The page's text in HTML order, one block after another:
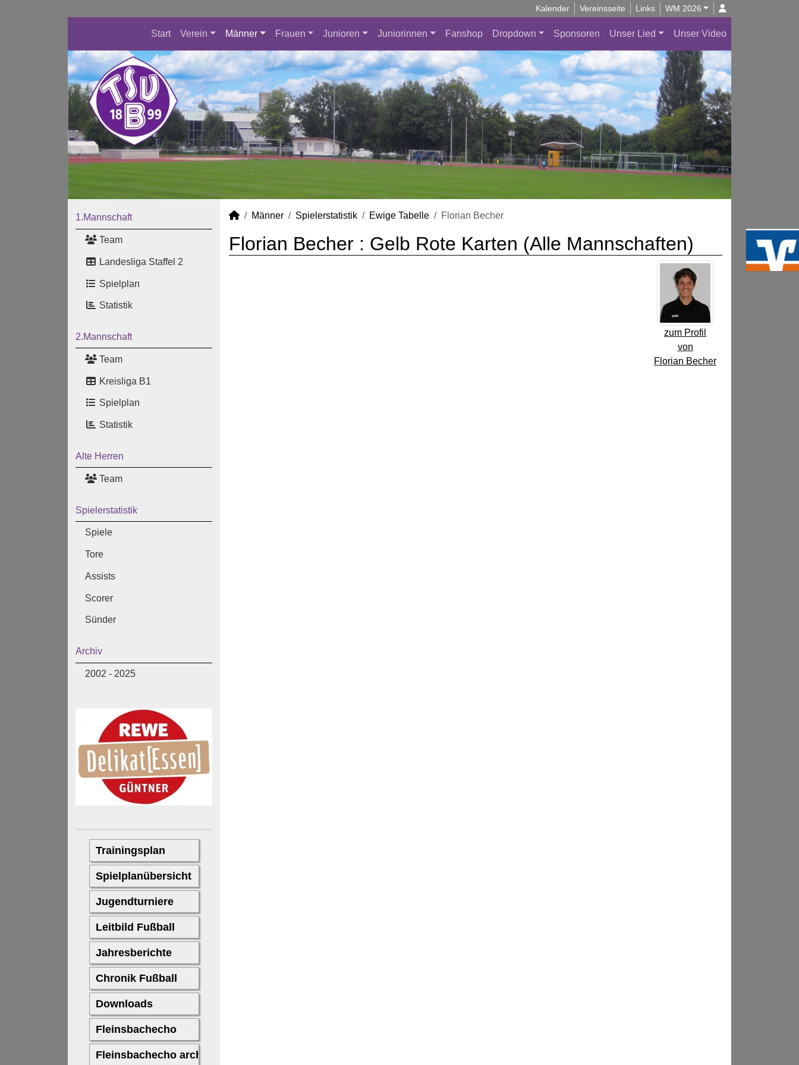
Kalender Vereinsseite Links WM 2026
Start Verein Männer Frauen Junioren Juniorinnen Fanshop Dropdown Sponsoren Unser Lied Unser Video
1.Mannschaft
Team
Landesliga Staffel 2
Spielplan
Statistik
2.Mannschaft
Team
Kreisliga B1
Spielplan
Statistik
Alte Herren
Team
Spielerstatistik
Spiele
Tore
Assists
Scorer
Sünder
Archiv
2002 - 2025
Männer Spielerstatistik Ewige Tabelle Florian Becher
Florian Becher : Gelb Rote Karten (Alle Mannschaften)
zum Profil
von
Florian Becher